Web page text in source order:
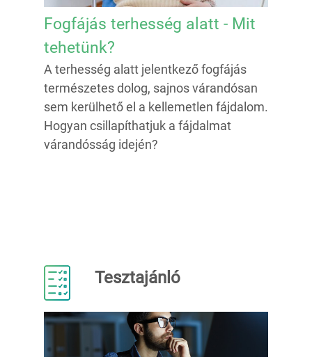
Fogfájás terhesség alatt - Mit
tehetünk?
A terhesség alatt jelentkező fogfájás
természetes dolog, sajnos várandósan
sem kerülhető el a kellemetlen fájdalom.
Hogyan csillapíthatjuk a fájdalmat
várandósság idején?
Tesztajánló